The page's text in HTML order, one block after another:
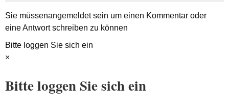
Sie müssenangemeldetsein um einen Kommentar oder
eine Antwort schreiben zu können
Bitte loggen Sie sich ein
×
Bitte loggen Sie sich ein